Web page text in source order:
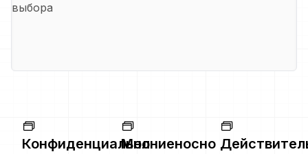
выбора
КонфиденциальноМолниеносно